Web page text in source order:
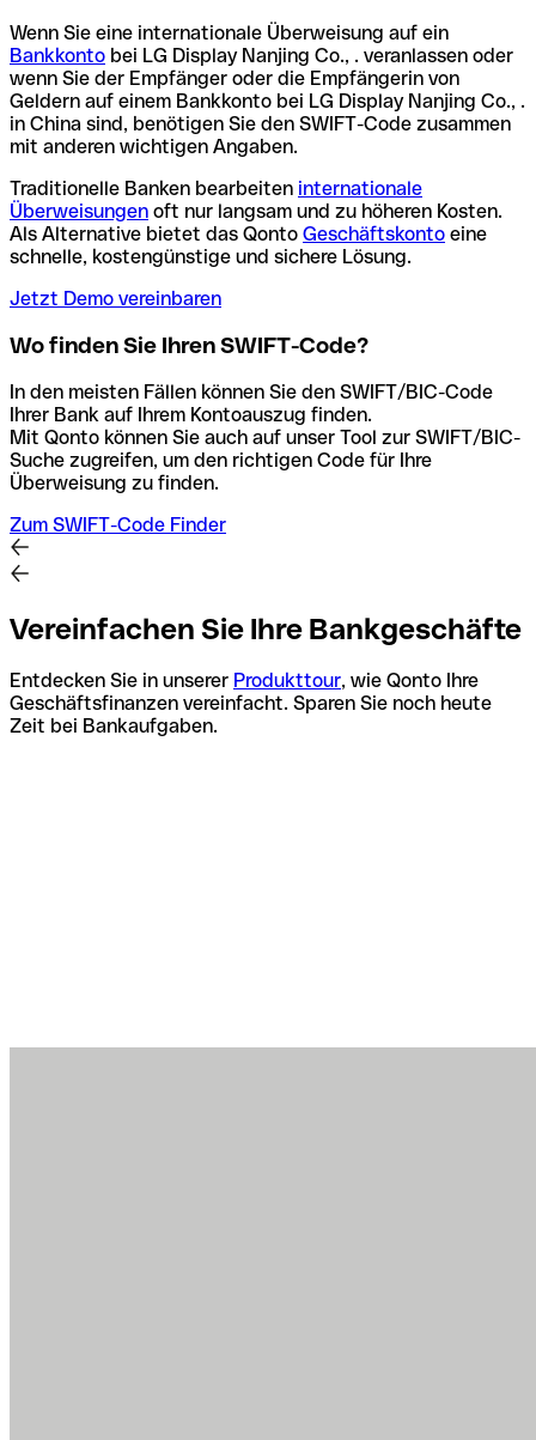
Wenn Sie eine internationale Überweisung auf ein
Bankkonto bei LG Display Nanjing Co., . veranlassen oder
wenn Sie der Empfänger oder die Empfängerin von
Geldern auf einem Bankkonto bei LG Display Nanjing Co., .
in China sind, benötigen Sie den SWIFT-Code zusammen
mit anderen wichtigen Angaben.
Traditionelle Banken bearbeiten internationale
Überweisungen oft nur langsam und zu höheren Kosten.
Als Alternative bietet das Qonto Geschäftskonto eine
schnelle, kostengünstige und sichere Lösung.
Jetzt Demo vereinbaren
Wo finden Sie Ihren SWIFT-Code?
In den meisten Fällen können Sie den SWIFT/BIC-Code
Ihrer Bank auf Ihrem Kontoauszug finden.
Mit Qonto können Sie auch auf unser Tool zur SWIFT/BIC-
Suche zugreifen, um den richtigen Code für Ihre
Überweisung zu finden.
Zum SWIFT-Code Finder
Vereinfachen Sie Ihre Bankgeschäfte
Entdecken Sie in unserer Produkttour, wie Qonto Ihre
Geschäftsfinanzen vereinfacht. Sparen Sie noch heute
Zeit bei Bankaufgaben.